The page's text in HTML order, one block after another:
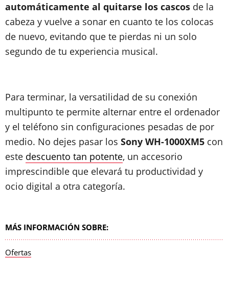
automáticamente al quitarse los cascos de la
cabeza y vuelve a sonar en cuanto te los colocas
de nuevo, evitando que te pierdas ni un solo
segundo de tu experiencia musical.
Para terminar, la versatilidad de su conexión
multipunto te permite alternar entre el ordenador
y el teléfono sin configuraciones pesadas de por
medio. No dejes pasar los Sony WH-1000XM5 con
este descuento tan potente, un accesorio
imprescindible que elevará tu productividad y
ocio digital a otra categoría.
MÁS INFORMACIÓN SOBRE:
Ofertas